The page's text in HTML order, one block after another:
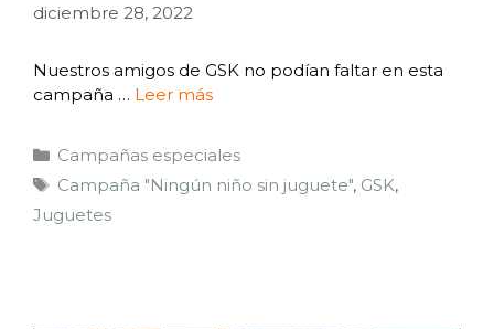
diciembre 28, 2022
Nuestros amigos de GSK no podían faltar en esta
campaña … Leer más
Campañas especiales
Campaña "Ningún niño sin juguete", GSK,
Juguetes